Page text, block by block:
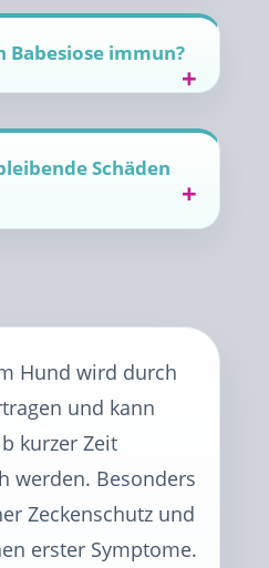
Babesiose immun?
Schäden
Hund wird durch
und kann
kurzer Zeit
werden. Besonders
Zeckenschutz und
erster Symptome.